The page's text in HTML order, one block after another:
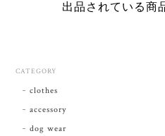
出品されている商
CATEGORY
clothes
accessory
dog wear